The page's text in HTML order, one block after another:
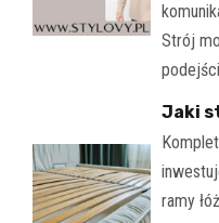
Strój
Jaki
ramy